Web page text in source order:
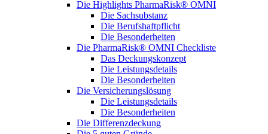
Die Highlights PharmaRisk® OMNI
Die Sachsubstanz
Die Berufshaftpflicht
Die Besonderheiten
Die PharmaRisk® OMNI Checkliste
Das Deckungskonzept
Die Leistungsdetails
Die Besonderheiten
Die Versicherungslösung
Die Leistungsdetails
Die Besonderheiten
Die Differenzdeckung